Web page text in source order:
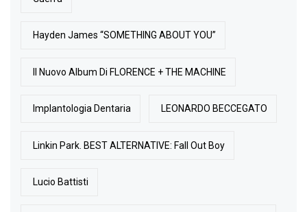
Hayden James “SOMETHING ABOUT YOU”
Il Nuovo Album Di FLORENCE + THE MACHINE
Implantologia Dentaria LEONARDO BECCEGATO
Linkin Park. BEST ALTERNATIVE: Fall Out Boy
Lucio Battisti